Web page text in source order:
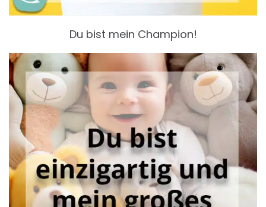
Du bist mein Champion!